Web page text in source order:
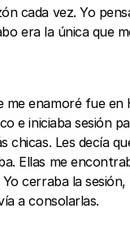
cada vez. Yo
era la única que
me enamoré fue en
e iniciaba sesión
chicas. Les decía
Ellas me
cerraba la
a consolarlas.